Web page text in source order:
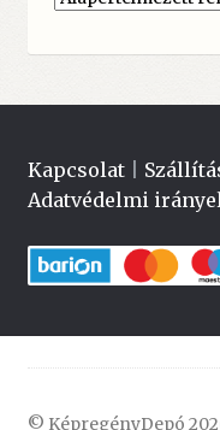
Kapcsolat|
Adatvédelmi
© KépregényDepó